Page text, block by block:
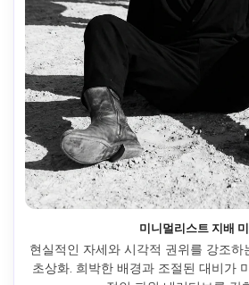
미니멀리스트 지배
현실적인 자세와 시각적 권위를 강조하
초상화. 희박한 배경과 조절된 대비가